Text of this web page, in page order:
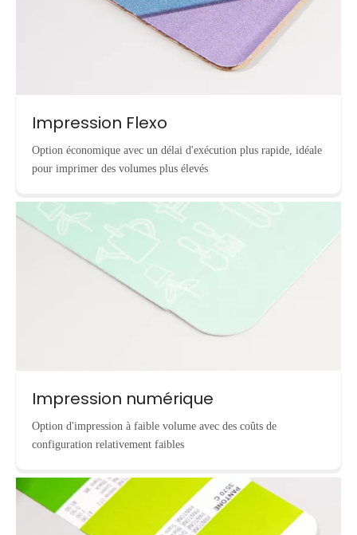
Impression Flexo
Option économique avec un délai d'exécution plus rapide, idéale
pour imprimer des volumes plus élevés
Impression numérique
Option d'impression à faible volume avec des coûts de
configuration relativement faibles